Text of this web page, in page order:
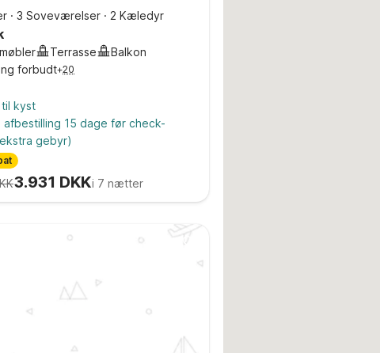
· 3 Soveværelser · 2 Kæledyr
Terrasse
Balkon
forbudt+20
til kyst
afbestilling 15 dage før check-
gebyr)
3.931 DKKi 7 nætter